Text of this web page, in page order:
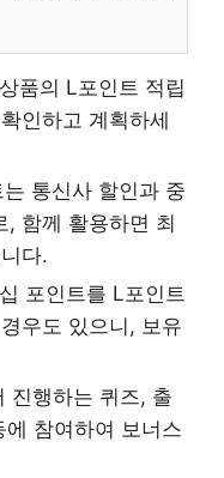
품의 L포인트 적립
인하고 계획하세
통신사 할인과 중
, 함께 활용하면 최
다.
포인트를 L포인트
우도 있으니, 보유
진행하는 퀴즈, 출
참여하여 보너스